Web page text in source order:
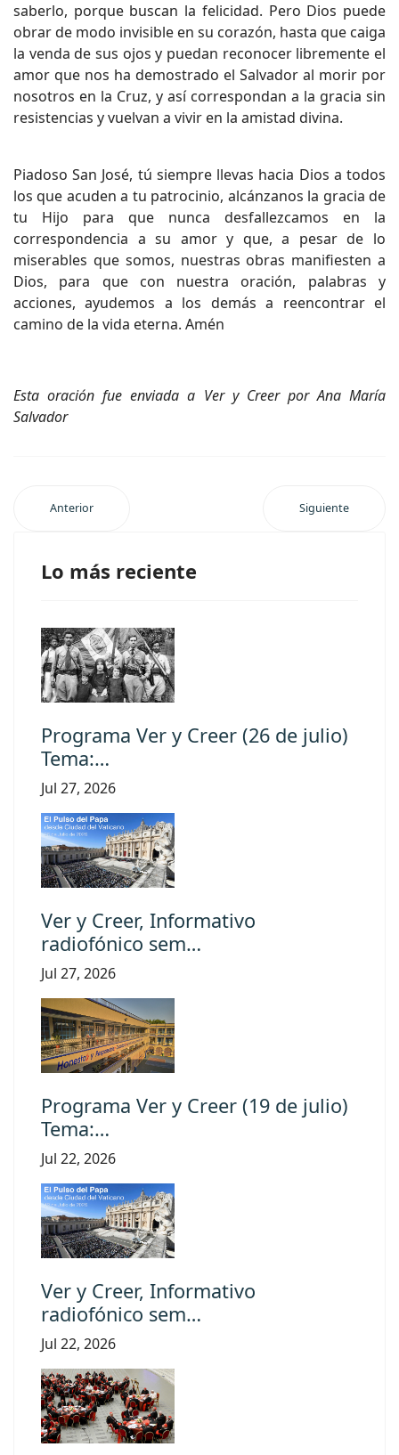
saberlo, porque buscan la felicidad. Pero Dios puede
obrar de modo invisible en su corazón, hasta que caiga
la venda de sus ojos y puedan reconocer libremente el
amor que nos ha demostrado el Salvador al morir por
nosotros en la Cruz, y así correspondan a la gracia sin
resistencias y vuelvan a vivir en la amistad divina.
Piadoso San José, tú siempre llevas hacia Dios a todos
los que acuden a tu patrocinio, alcánzanos la gracia de
tu Hijo para que nunca desfallezcamos en la
correspondencia a su amor y que, a pesar de lo
miserables que somos, nuestras obras manifiesten a
Dios, para que con nuestra oración, palabras y
acciones, ayudemos a los demás a reencontrar el
camino de la vida eterna. Amén
Esta oración fue enviada a Ver y Creer por Ana María
Salvador
Anterior Siguiente
Lo más reciente
Programa Ver y Creer (26 de julio)
Tema:…
Jul 27, 2026
Ver y Creer, Informativo
radiofónico sem…
Jul 27, 2026
Programa Ver y Creer (19 de julio)
Tema:…
Jul 22, 2026
Ver y Creer, Informativo
radiofónico sem…
Jul 22, 2026